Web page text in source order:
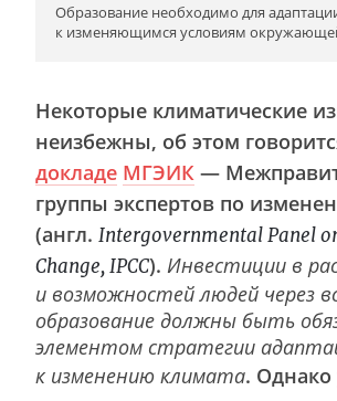
Образование необходимо для
к изменяющимся условиям
Некоторые климатические
неизбежны, об этом
докладе МГЭИК —
группы экспертов по
(англ. Intergovernmental Panel
Change, IPCC). Инвестиции в
и возможностей людей через
образование должны быть
элементом стратегии
к изменению климата. Однако